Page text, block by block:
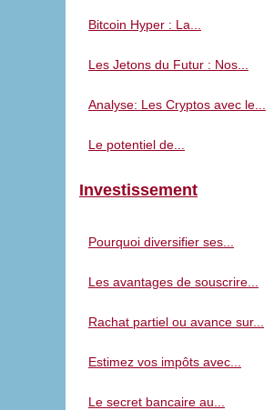
Bitcoin Hyper : La...
Les Jetons du Futur : Nos...
Analyse: Les Cryptos avec le...
Le potentiel de...
Investissement
Pourquoi diversifier ses...
Les avantages de souscrire...
Rachat partiel ou avance sur...
Estimez vos impôts avec...
Le secret bancaire au...